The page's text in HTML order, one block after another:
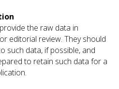
the raw data in
editorial review. They should
such data, if possible, and
to retain such data for a